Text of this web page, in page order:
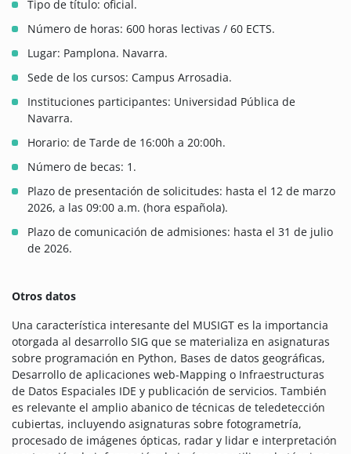
Tipo de título: oficial.
Número de horas: 600 horas lectivas / 60 ECTS.
Lugar: Pamplona. Navarra.
Sede de los cursos: Campus Arrosadia.
Instituciones participantes: Universidad Pública de
Navarra.
Horario: de Tarde de 16:00h a 20:00h.
Número de becas: 1.
Plazo de presentación de solicitudes: hasta el 12 de marzo
2026, a las 09:00 a.m. (hora española).
Plazo de comunicación de admisiones: hasta el 31 de julio
de 2026.
Otros datos
Una característica interesante del MUSIGT es la importancia
otorgada al desarrollo SIG que se materializa en asignaturas
sobre programación en Python, Bases de datos geográficas,
Desarrollo de aplicaciones web-Mapping o Infraestructuras
de Datos Espaciales IDE y publicación de servicios. También
es relevante el amplio abanico de técnicas de teledetección
cubiertas, incluyendo asignaturas sobre fotogrametría,
procesado de imágenes ópticas, radar y lidar e interpretación